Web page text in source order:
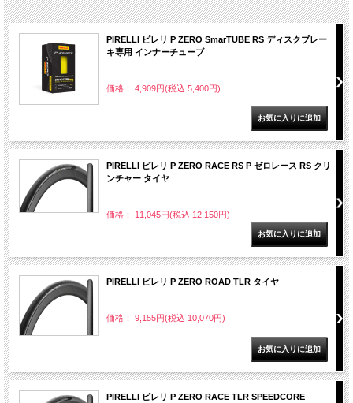
PIRELLI ピレリ P ZERO SmarTUBE RS ディスクブレー
キ専用 インナーチューブ
価格： 4,909円(税込 5,400円)
PIRELLI ピレリ P ZERO RACE RS P ゼロレース RS クリ
ンチャー タイヤ
価格： 11,045円(税込 12,150円)
PIRELLI ピレリ P ZERO ROAD TLR タイヤ
価格： 9,155円(税込 10,070円)
PIRELLI ピレリ P ZERO RACE TLR SPEEDCORE